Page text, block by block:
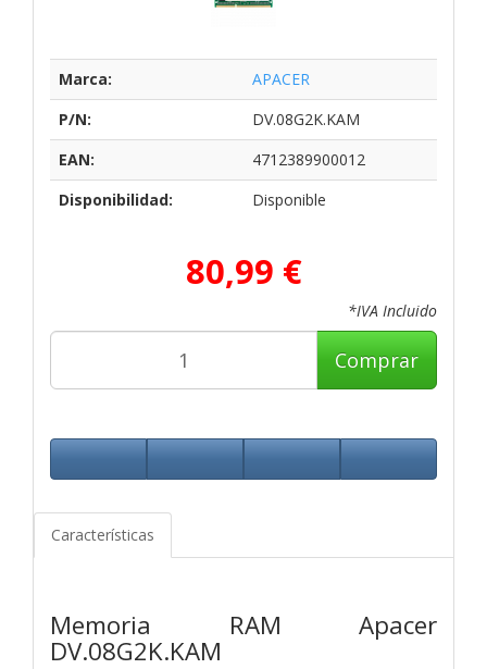
Marca:
APACER
P/N:
DV.08G2K.KAM
EAN:
4712389900012
Disponibilidad:
Disponible
80,99 €
*IVA Incluido
Comprar
Características
Memoria RAM Apacer
DV.08G2K.KAM